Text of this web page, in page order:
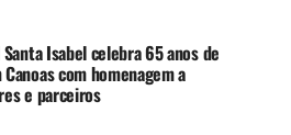
Santa Isabel celebra 65 anos de
com homenagem a
e parceiros